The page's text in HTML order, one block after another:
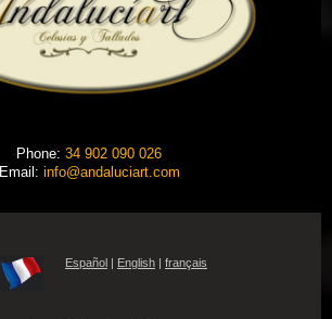
Phone: 34 902 090 026
Email: info@andaluciart.com
Español English français